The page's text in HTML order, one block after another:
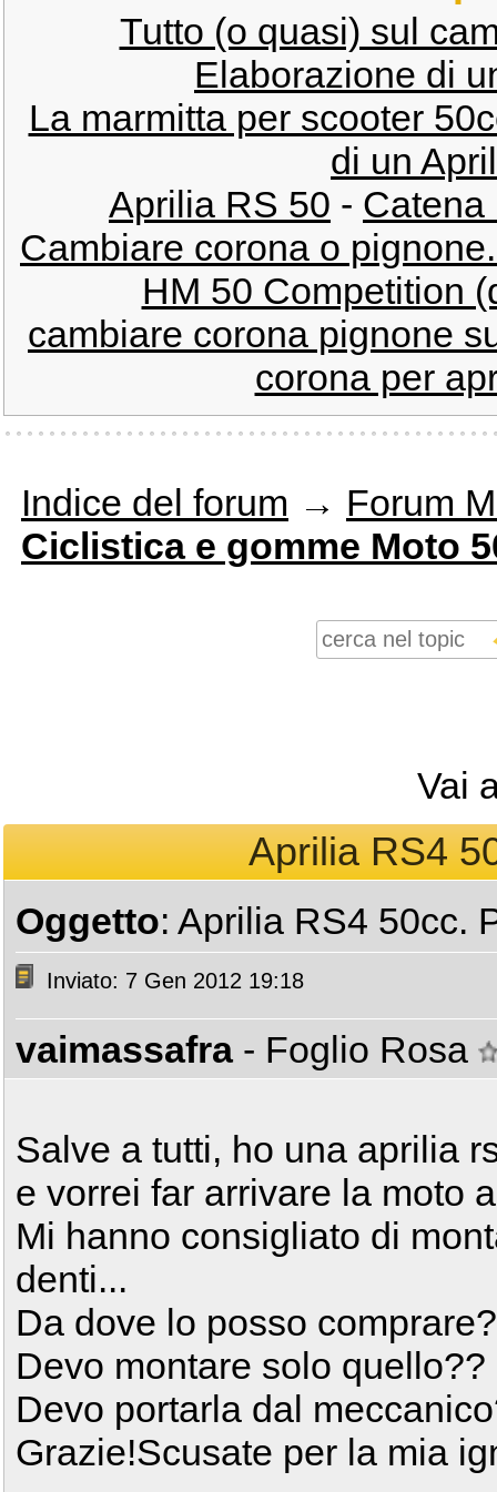
Tutto (o quasi) sul
Elaborazione di
La marmitta per scooter
di un
Aprilia RS 50 - Catena
Cambiare corona o
HM 50 Competition
cambiare corona pignone
corona per
Indice del forum → Forum
Ciclistica e gomme Moto
Vai
Aprilia RS4
Oggetto: Aprilia RS4 50cc.
Inviato: 7 Gen 2012 19:18
vaimassafra - Foglio Rosa
Salve a tutti, ho una aprilia
e vorrei far arrivare la moto
Mi hanno consigliato di
denti...
Da dove lo posso
Devo montare solo quello??
Devo portarla dal
Grazie!Scusate per la mia